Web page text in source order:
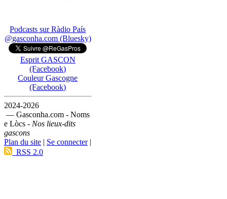
Podcasts sur Ràdio País
@gasconha.com (Bluesky)
Esprit GASCON
(Facebook)
Couleur Gascogne
(Facebook)
2024-2026
— Gasconha.com - Noms
e Lòcs - Nos lieux-dits
gascons
Plan du site | Se connecter|
RSS 2.0